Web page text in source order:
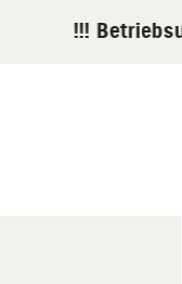
!!!